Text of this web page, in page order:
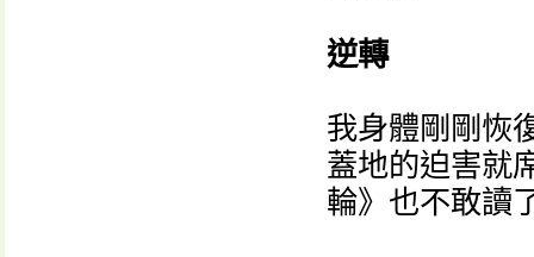
逆轉
我身體剛剛恢
蓋地的迫害就
輪》也不敢讀